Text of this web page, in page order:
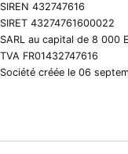
SIREN 432747616
SIRET 43274761600022
SARL au capital de 8 000
TVA FR01432747616
Société créée le 06